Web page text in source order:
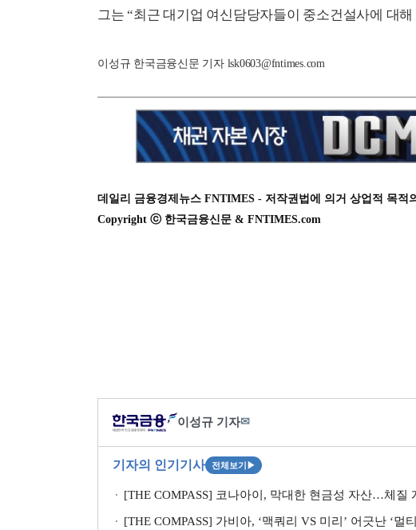
그는 “최근 대기업 여신담당자들이 중소건설사에 대
이성규 한국금융신문 기자 lsk0603@fntimes.com
데일리 금융경제뉴스 FNTIMES - 저작권법에 의거 상업적 목적
Copyright ⓒ 한국금융신문 & FNTIMES.com
이성규 기자✉
기자의 인기기사 전체보기 ▶
[THE COMPASS] 코나아이, 막대한 현금성 자산…체질
[THE COMPASS] 가비아, ‘맥쿼리 VS 미리’ 어긋난 ‘멀